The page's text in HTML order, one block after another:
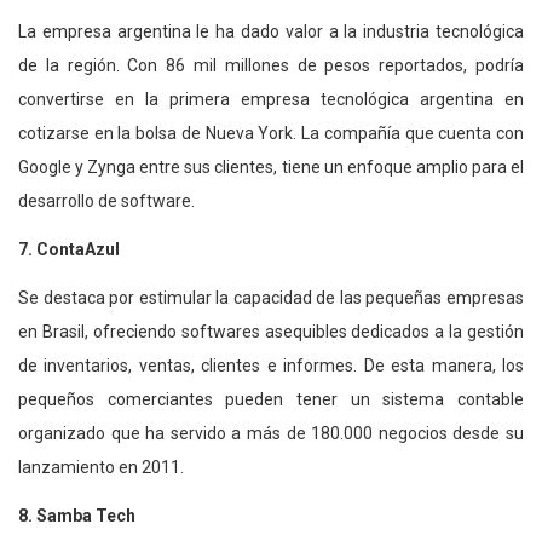
La empresa argentina le ha dado valor a la industria tecnológica
de la región. Con 86 mil millones de pesos reportados, podría
convertirse en la primera empresa tecnológica argentina en
cotizarse en la bolsa de Nueva York. La compañía que cuenta con
Google y Zynga entre sus clientes, tiene un enfoque amplio para el
desarrollo de software.
7. ContaAzul
Se destaca por estimular la capacidad de las pequeñas empresas
en Brasil, ofreciendo softwares asequibles dedicados a la gestión
de inventarios, ventas, clientes e informes. De esta manera, los
pequeños comerciantes pueden tener un sistema contable
organizado que ha servido a más de 180.000 negocios desde su
lanzamiento en 2011.
8. Samba Tech